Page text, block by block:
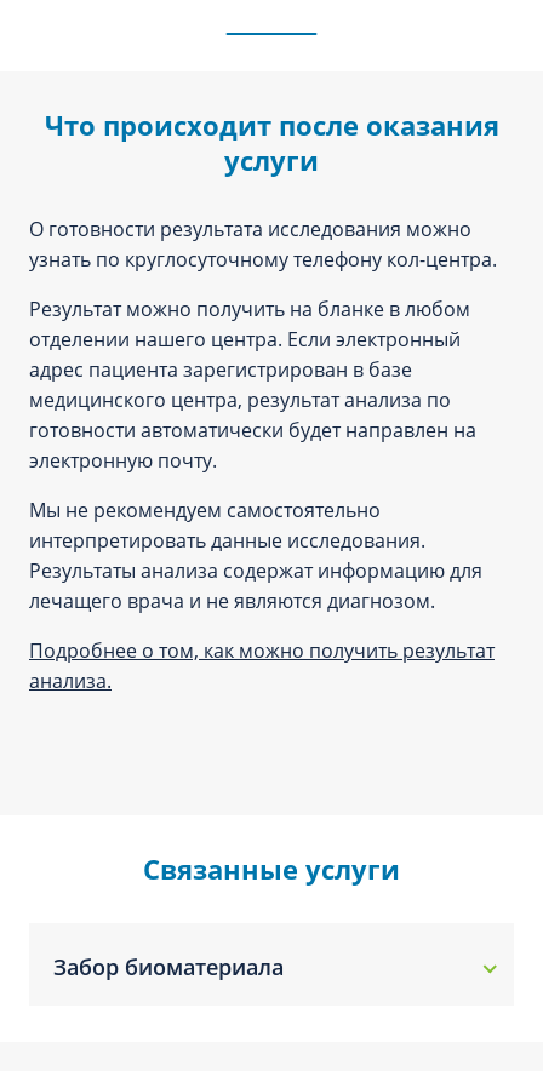
Что происходит после оказания
услуги
О готовности результата исследования можно
узнать по круглосуточному телефону кол-центра.
Результат можно получить на бланке в любом
отделении нашего центра. Если электронный
адрес пациента зарегистрирован в базе
медицинского центра, результат анализа по
готовности автоматически будет направлен на
электронную почту.
Мы не рекомендуем самостоятельно
интерпретировать данные исследования.
Результаты анализа содержат информацию для
лечащего врача и не являются диагнозом.
Подробнее о том, как можно получить результат
анализа.
Связанные услуги
Забор биоматериала